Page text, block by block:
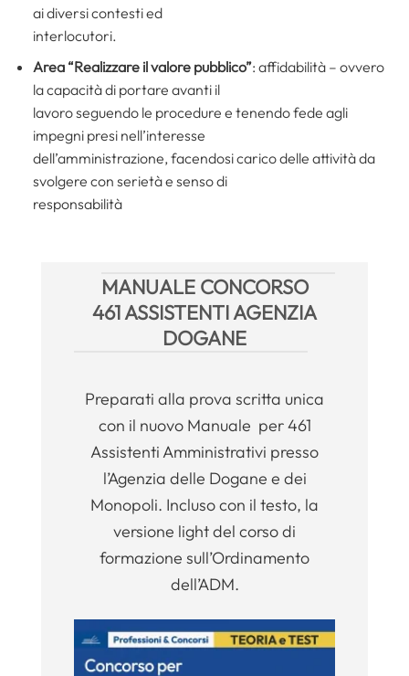
ai diversi contesti ed
interlocutori.
Area “Realizzare il valore pubblico”: affidabilità – ovvero
la capacità di portare avanti il
lavoro seguendo le procedure e tenendo fede agli
impegni presi nell’interesse
dell’amministrazione, facendosi carico delle attività da
svolgere con serietà e senso di
responsabilità
MANUALE CONCORSO
461 ASSISTENTI AGENZIA
DOGANE
Preparati alla prova scritta unica
con il nuovo Manuale per 461
Assistenti Amministrativi presso
l’Agenzia delle Dogane e dei
Monopoli. Incluso con il testo, la
versione light del corso di
formazione sull’Ordinamento
dell’ADM.